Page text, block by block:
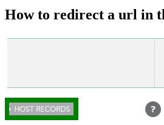
How to redirect a url in